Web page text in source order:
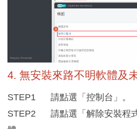
4. 無安裝來路不明軟體及
STEP1 請點選「控制台」。
STEP2 請點選「解除安裝程